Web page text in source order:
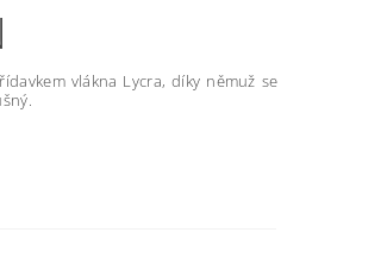
vlákna Lycra, díky němuž se